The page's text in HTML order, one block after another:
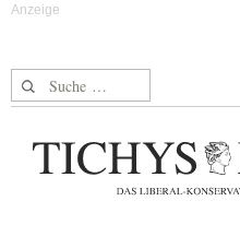
Suche nach: